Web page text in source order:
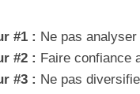
#1 : Ne pas
#2 : Faire confiance
#3 : Ne pas